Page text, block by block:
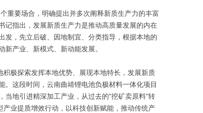
重要场合，明确提出并多次阐释新质生产力的丰富
记指出，发展新质生产力是推动高质量发展的内在
发，先立后破、因地制宜、分类指导，根据本地的
产业、新模式、新动能发展。
极探索发挥本地优势、展现本地特长，发展新质
这段时间，云南曲靖锂电池负极材料一体化项目
地引进精深加工产业，从过去的“挖矿卖原料”转
业提质增效行动，以科技创新赋能，推动传统产